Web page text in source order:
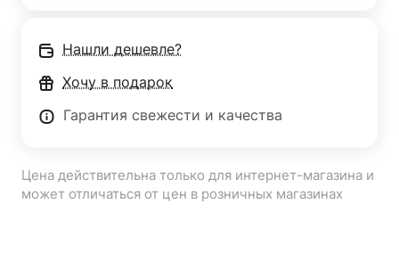
Нашли дешевле?
Хочу в подарок
Гарантия свежести и качества
Цена действительна только для интернет-магазина и
может отличаться от цен в розничных магазинах